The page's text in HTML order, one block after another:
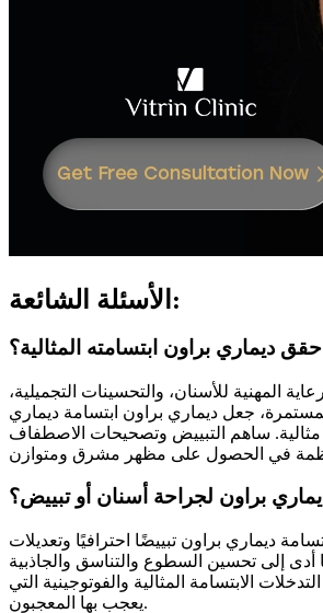
الأسئلة الشائعة:
ديماري براون ابتسامته المثالية؟
المهنية للأسنان، والتحسينات التجميلية،
جعل ديماري براون ابتسامة ديماري
مثالية. ساهم التبييض وتصحيحات الاصطفاف
براون لجراحة أسنان أو تبييض؟
ديماري براون تبييضًا احترافيًا وتعديلات
أدى إلى تحسين السطوع والتناسق والجاذبية
الابتسامة المثالية والفوتوجينية التي
يعجب بها المعجبون.